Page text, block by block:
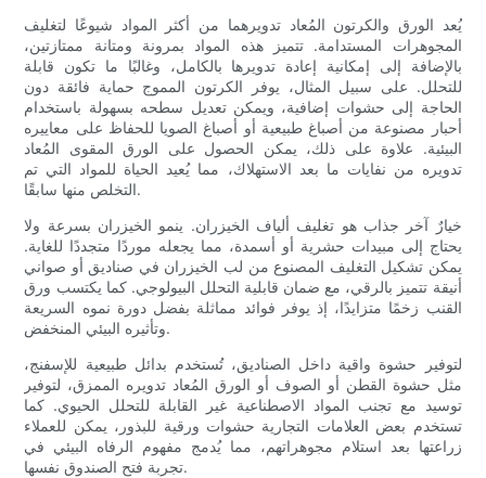
يُعد الورق والكرتون المُعاد تدويرهما من أكثر المواد شيوعًا لتغليف
المجوهرات المستدامة. تتميز هذه المواد بمرونة ومتانة ممتازتين،
بالإضافة إلى إمكانية إعادة تدويرها بالكامل، وغالبًا ما تكون قابلة
للتحلل. على سبيل المثال، يوفر الكرتون المموج حماية فائقة دون
الحاجة إلى حشوات إضافية، ويمكن تعديل سطحه بسهولة باستخدام
أحبار مصنوعة من أصباغ طبيعية أو أصباغ الصويا للحفاظ على معاييره
البيئية. علاوة على ذلك، يمكن الحصول على الورق المقوى المُعاد
تدويره من نفايات ما بعد الاستهلاك، مما يُعيد الحياة للمواد التي تم
التخلص منها سابقًا.
خيارٌ آخر جذاب هو تغليف ألياف الخيزران. ينمو الخيزران بسرعة ولا
يحتاج إلى مبيدات حشرية أو أسمدة، مما يجعله موردًا متجددًا للغاية.
يمكن تشكيل التغليف المصنوع من لب الخيزران في صناديق أو صواني
أنيقة تتميز بالرقي، مع ضمان قابلية التحلل البيولوجي. كما يكتسب ورق
القنب زخمًا متزايدًا، إذ يوفر فوائد مماثلة بفضل دورة نموه السريعة
وتأثيره البيئي المنخفض.
لتوفير حشوة واقية داخل الصناديق، تُستخدم بدائل طبيعية للإسفنج،
مثل حشوة القطن أو الصوف أو الورق المُعاد تدويره الممزق، لتوفير
توسيد مع تجنب المواد الاصطناعية غير القابلة للتحلل الحيوي. كما
تستخدم بعض العلامات التجارية حشوات ورقية للبذور، يمكن للعملاء
زراعتها بعد استلام مجوهراتهم، مما يُدمج مفهوم الرفاه البيئي في
تجربة فتح الصندوق نفسها.